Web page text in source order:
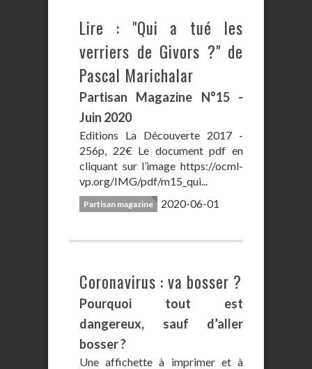
Lire : "Qui a tué les
verriers de Givors ?" de
Pascal Marichalar
Partisan Magazine N°15 -
Juin 2020
Editions La Découverte 2017 -
256p, 22€ Le document pdf en
cliquant sur l’image https://ocml-
vp.org/IMG/pdf/m15_qui...
Partisan magazine 2020-06-01
Coronavirus : va bosser ?
Pourquoi tout est
dangereux, sauf d’aller
bosser ?
Une affichette à imprimer et à